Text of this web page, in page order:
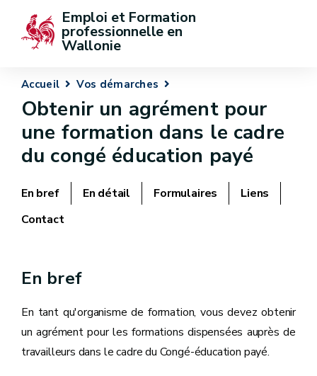
Emploi et Formation
professionnelle en
Wallonie
Accueil Vos démarches
Obtenir un agrément pour
une formation dans le cadre
du congé éducation payé
En bref En détail Formulaires
Liens
Contact
En bref
En tant qu'organisme de formation, vous devez obtenir
un agrément pour les formations dispensées auprès de
travailleurs dans le cadre du Congé-éducation payé.